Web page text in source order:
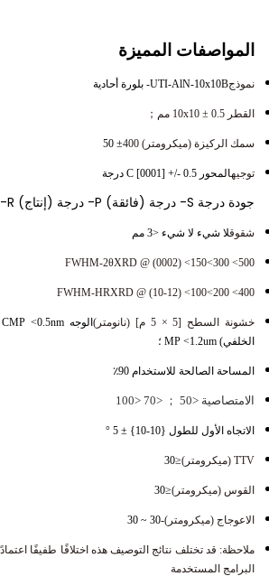
المواصفات المميزة
نموذجUTI-AlN-10x10B- بلورة أحادية
القطر 10x10 ± 0.5 مم ；
سمك الركيزة (ميكرومتر) 400 ± 50
توجيهالمحور C [0001] +/- 0.5 درجة
جودة درجة S- درجة (فائقة) P- درجة (إنتاج) R- درجة (بحث)
شقوقلا شيء لا شيء <3 مم
FWHM-2θXRD @ (0002) <150<300 <500
FWHM-HRXRD @ (10-12) <100<200 <400
خشونة السطح [5 × 5 م] (نانومتر)
الخلفي) MP <1.2um ؛
المساحة الصالحة للاستخدام 90٪
الامتصاصية <50 ； <70 <100
الاتجاه الأول للطول {10-10} ± 5 °
TTV (ميكرومتر) ≤30
القوس (ميكرومتر)≤30
الاعوجاج (ميكرومتر)-30 ~ 30
ملاحظة: قد تختلف نتائج التوصيف هذه اختلافًا طفيفًا
البرامج المستخدمة